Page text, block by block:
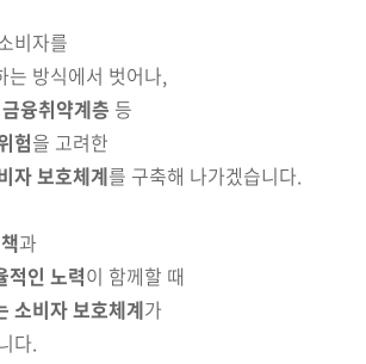
비자를
는 방식에서 벗어나,
융취약계층 등
험을 고려한
자 보호체계를 구축해 나가겠습니다.
과
적인 노력이 함께할 때
소비자 보호체계가
다.